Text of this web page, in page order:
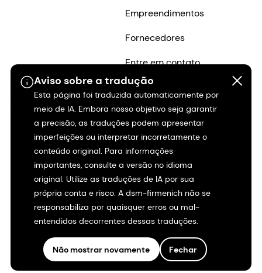
Aviso sobre a tradução
Esta página foi traduzida automaticamente por
meio de IA. Embora nosso objetivo seja garantir
a precisão, as traduções podem apresentar
imperfeições ou interpretar incorretamente o
conteúdo original. Para informações
importantes, consulte a versão no idioma
original. Utilize as traduções de IA por sua
própria conta e risco. A dsm-firmenich não se
responsabiliza por quaisquer erros ou mal-
entendidos decorrentes dessas traduções.
Não mostrar novamente Fechar
Empreendimentos
Fornecedores
Entre em contato
Investidores
Shares & ADRs
Informações históricas
Nossa empresa
Carreiras
Por que trabalhar na
dsm-firmenich?
Empregos na dsm-
firmenich
Histórias de carreira
Inclusão e
pertencimento
Início da carreira